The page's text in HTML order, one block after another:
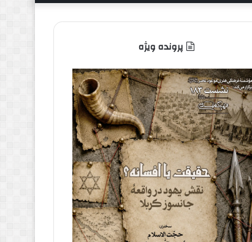
برایپوسته
پرونده ویژه